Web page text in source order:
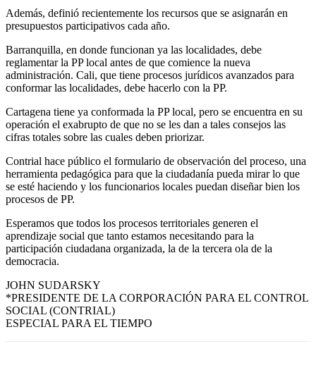
Además, definió recientemente los recursos que se asignarán en
presupuestos participativos cada año.
Barranquilla, en donde funcionan ya las localidades, debe
reglamentar la PP local antes de que comience la nueva
administración. Cali, que tiene procesos jurídicos avanzados para
conformar las localidades, debe hacerlo con la PP.
Cartagena tiene ya conformada la PP local, pero se encuentra en su
operación el exabrupto de que no se les dan a tales consejos las
cifras totales sobre las cuales deben priorizar.
Contrial hace público el formulario de observación del proceso, una
herramienta pedagógica para que la ciudadanía pueda mirar lo que
se esté haciendo y los funcionarios locales puedan diseñar bien los
procesos de PP.
Esperamos que todos los procesos territoriales generen el
aprendizaje social que tanto estamos necesitando para la
participación ciudadana organizada, la de la tercera ola de la
democracia.
JOHN SUDARSKY
*PRESIDENTE DE LA CORPORACIÓN PARA EL CONTROL
SOCIAL (CONTRIAL)
ESPECIAL PARA EL TIEMPO